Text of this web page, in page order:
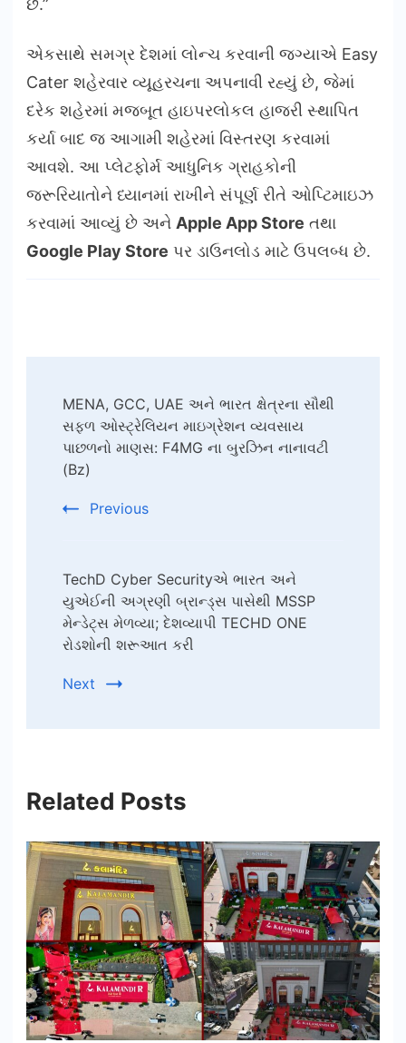
છે.”
એકસાથે સમગ્ર દેશમાં લોન્ચ કરવાની જગ્યાએ Easy
Cater શહેરવાર વ્યૂહરચના અપનાવી રહ્યું છે, જેમાં
દરેક શહેરમાં મજબૂત હાઇપરલોકલ હાજરી સ્થાપિત
કર્યા બાદ જ આગામી શહેરમાં વિસ્તરણ કરવામાં
આવશે. આ પ્લેટફોર્મ આધુનિક ગ્રાહકોની
જરૂરિયાતોને ધ્યાનમાં રાખીને સંપૂર્ણ રીતે ઓપ્ટિમાઇઝ
કરવામાં આવ્યું છે અને Apple App Store તથા
Google Play Store પર ડાઉનલોડ માટે ઉપલબ્ધ છે.
Navigation
MENA, GCC, UAE અને ભારત ક્ષેત્રના સૌથી
સફળ ઓસ્ટ્રેલિયન માઇગ્રેશન વ્યવસાય
પાછળનો માણસ: F4MG ના બુરઝિન નાનાવટી
(Bz)
Previous
TechD Cyber Securityએ ભારત અને
યુએઈની અગ્રણી બ્રાન્ડ્સ પાસેથી MSSP
મેન્ડેટ્સ મેળવ્યા; દેશવ્યાપી TECHD ONE
રોડશોની શરૂઆત કરી
Next
Related Posts